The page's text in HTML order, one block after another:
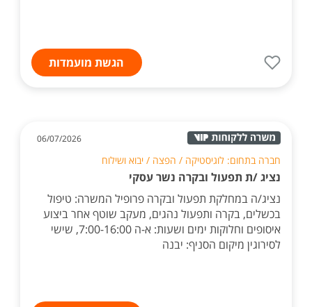
הגשת מועמדות
06/07/2026
חברה בתחום: לוגיסטיקה / הפצה / יבוא ושילוח
נציג /ת תפעול ובקרה נשר עסקי
נציג/ה במחלקת תפעול ובקרה פרופיל המשרה: טיפול
בכשלים, בקרה ותפעול נהגים, מעקב שוטף אחר ביצוע
איסופים וחלוקות ימים ושעות: א-ה 7:00-16:00, שישי
לסירוגין מיקום הסניף: יבנה